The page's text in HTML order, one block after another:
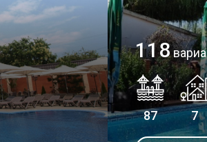
118
87 7